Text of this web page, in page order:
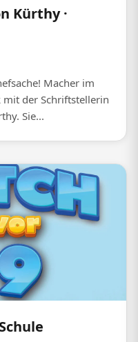
Kürthy ·
Macher im
mit der Schriftstellerin
Sie...